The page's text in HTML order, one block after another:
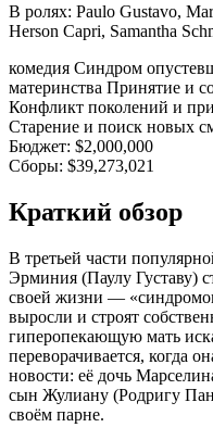
В ролях: Paulo Gustavo,
Herson Capri, Samantha
комедия Синдром
материнства Принятие и
Конфликт поколений и
Старение и поиск новых
Бюджет: $2,000,000
Сборы: $39,273,021
Краткий обзор
В третьей части
Эрминия (Паулу Густаву)
своей жизни —
выросли и строят
гиперопекающую мать
переворачивается, когда
новости: её дочь
сын Жулиану (Родригу
своём парне.